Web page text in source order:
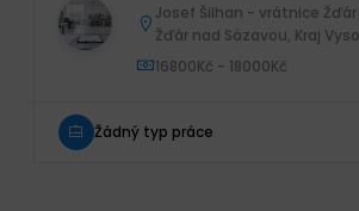
Josef Šilhan - vrátnice
Žďár nad Sázavou, Kraj
16800Kč - 18000Kč
Žádný typ práce